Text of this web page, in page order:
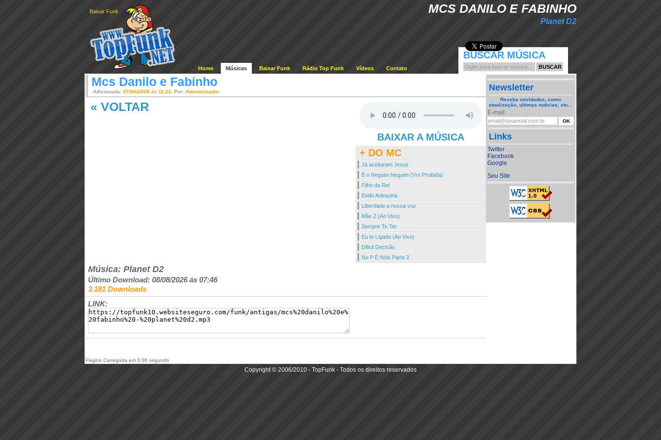
MCS DANILO E FABINHO
Planet D2
Baixar Funk
Home Músicas Baixar Funk Rádio Top Funk Vídeos Contato
BUSCAR MÚSICA
Mcs Danilo e Fabinho
Adicionada: 07/06/2008 ás 11:21 . Por: Administrador
BAIXAR A MÚSICA
+ DO MC
Já aceitaram Jesus
É o Neguim Neguim (Vrs Proibida)
Filho do Rei
Estilo Arlequina
Liberdade a nossa voz
Mãe 2 (Ao Vivo)
Sempre Te Ter
Eu to Ligado (Ao Vivo)
Dificil Decisão
No P É Nóis Parte 2
« VOLTAR
Música: Planet D2
Último Download: 08/08/2026 ás 07:46
3.181 Downloads
LINK:
Newsletter
Receba novidades, como
atualização, ultimas noticias, etc...
E-mail:
Links
Twitter
Facebook
Google
Seu Site
Página Carregada em 0.06 segundo
Copyright © 2006/2010 - TopFunk - Todos os direitos reservados